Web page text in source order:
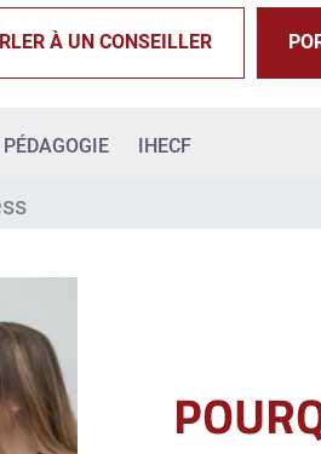
À UN CONSEILLER
PÉDAGOGIE IHECF